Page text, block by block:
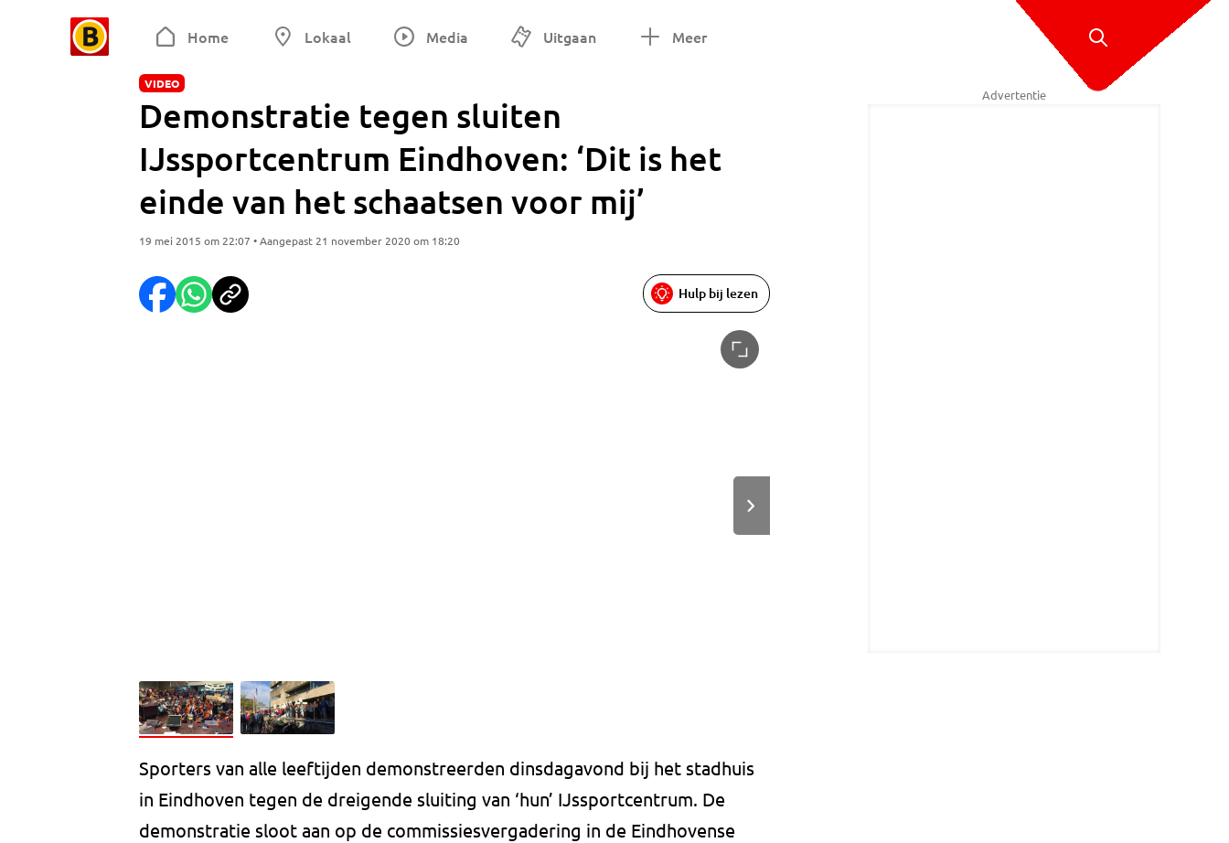
Home Lokaal Media Uitgaan Meer
VIDEO
Demonstratie tegen sluiten
IJssportcentrum Eindhoven: ‘Dit is het
einde van het schaatsen voor mij’
19 mei 2015 om 22:07 • Aangepast 21 november 2020 om 18:20
Hulp bij lezen
Sporters van alle leeftijden demonstreerden dinsdagavond bij het stadhuis
in Eindhoven tegen de dreigende sluiting van ‘hun’ IJssportcentrum. De
demonstratie sloot aan op de commissiesvergadering in de Eindhovense
Advertentie